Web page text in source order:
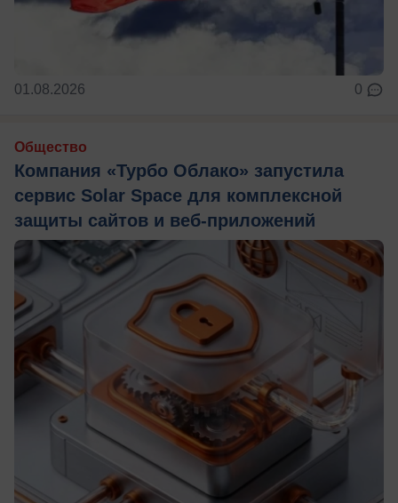
01.08.2026 0
Общество
Компания «Турбо Облако» запустила
сервис Solar Space для комплексной
защиты сайтов и веб-приложений